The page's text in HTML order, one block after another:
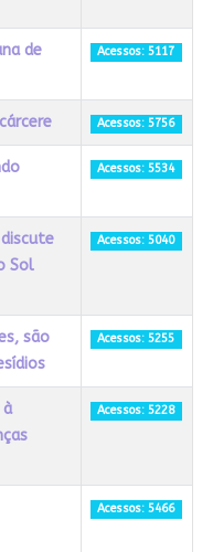
de
Acessos: 5117
Acessos: 5756
Acessos: 5534
discute
Sol
Acessos: 5040
são
Acessos: 5255
Acessos: 5228
Acessos: 5466